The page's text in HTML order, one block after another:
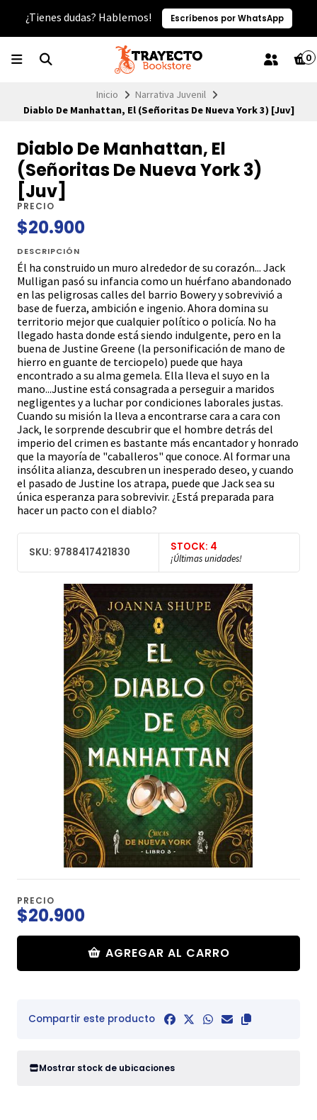
¿Tienes dudas? Hablemos! Escríbenos por WhatsApp
0
Inicio
Narrativa Juvenil
Diablo De Manhattan, El (Señoritas De Nueva York 3) [Juv]
Diablo De Manhattan, El
(Señoritas De Nueva York 3)
[Juv]
PRECIO
$20.900
DESCRIPCIÓN
Él ha construido un muro alrededor de su corazón... Jack
Mulligan pasó su infancia como un huérfano abandonado
en las peligrosas calles del barrio Bowery y sobrevivió a
base de fuerza, ambición e ingenio. Ahora domina su
territorio mejor que cualquier político o policía. No ha
llegado hasta donde está siendo indulgente, pero en la
buena de Justine Greene (la personificación de mano de
hierro en guante de terciopelo) puede que haya
encontrado a su alma gemela. Ella lleva el suyo en la
mano...Justine está consagrada a perseguir a maridos
negligentes y a luchar por condiciones laborales justas.
Cuando su misión la lleva a encontrarse cara a cara con
Jack, le sorprende descubrir que el hombre detrás del
imperio del crimen es bastante más encantador y honrado
que la mayoría de "caballeros" que conoce. Al formar una
insólita alianza, descubren un inesperado deseo, y cuando
el pasado de Justine los atrapa, puede que Jack sea su
única esperanza para sobrevivir. ¿Está preparada para
hacer un pacto con el diablo?
SKU: 9788417421830 STOCK: 4
¡Últimas unidades!
PRECIO
$20.900
AGREGAR AL CARRO
Compartir este producto
Mostrar stock de ubicaciones